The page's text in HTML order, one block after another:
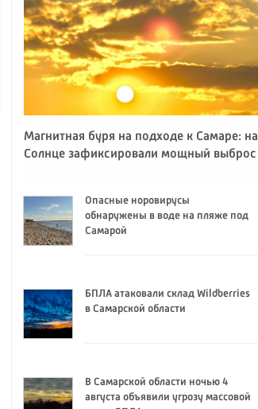
Магнитная буря на подходе к Самаре: на
Солнце зафиксировали мощный выброс
Опасные норовирусы
обнаружены в воде на пляже под
Самарой
БПЛА атаковали склад Wildberries
в Самарской области
В Самарской области ночью 4
августа объявили угрозу массовой